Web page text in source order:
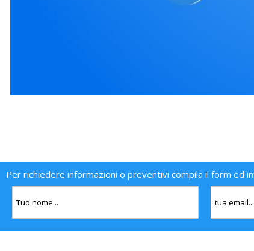
Per richiedere informazioni o preventivi compila il form ed